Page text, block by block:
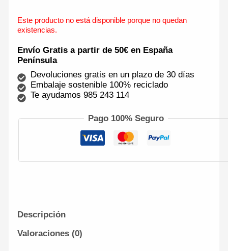
Este producto no está disponible porque no quedan
existencias.
Envío Gratis a partir de 50€ en España
Península
Devoluciones gratis en un plazo de 30 días
Embalaje sostenible 100% reciclado
Te ayudamos 985 243 114
Pago 100% Seguro
Descripción
Valoraciones (0)